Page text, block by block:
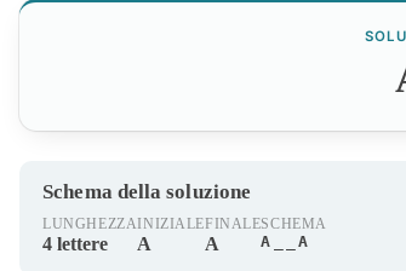
Schema della soluzione
LUNGHEZZA
4 lettere
INIZIALE
A
FINALE
A
SCHEMA
A__A